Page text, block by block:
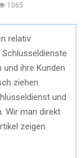
1065
relativ
ihre Kunden
ziehen.
und
Wir man direkt
zeigen.